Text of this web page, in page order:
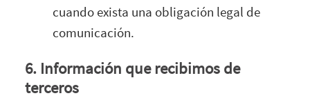
cuando exista una obligación legal de
comunicación.
6. Información que recibimos de
terceros